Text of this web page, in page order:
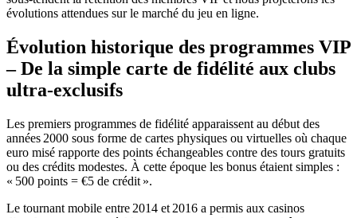
évolutions attendues sur le marché du jeu en ligne.
Évolution historique des programmes VIP
– De la simple carte de fidélité aux clubs
ultra‑exclusifs
Les premiers programmes de fidélité apparaissent au début des
années 2000 sous forme de cartes physiques ou virtuelles où chaque
euro misé rapporte des points échangeables contre des tours gratuits
ou des crédits modestes. À cette époque les bonus étaient simples :
« 500 points = €5 de crédit ».
Le tournant mobile entre 2014 et 2016 a permis aux casinos